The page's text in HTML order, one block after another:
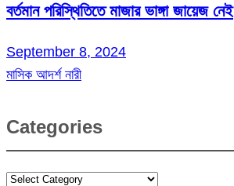
বর্তমান পরিস্থিতিতে মাজার ভাঙ্গা জায়েজ নেই
September 8, 2024
মাসিক আদর্শ নারী
Categories
Categories